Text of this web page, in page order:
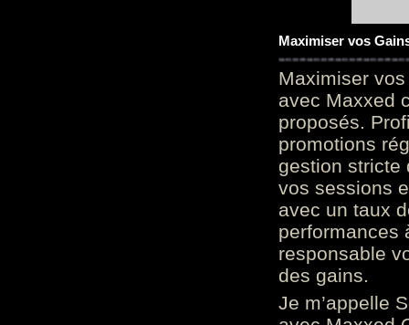
Maximiser vos
Maximiser
avec Maxxed
proposés.
promotions
gestion stricte
vos sessions
avec un taux
performances
responsable
des gains.
Je m’appelle